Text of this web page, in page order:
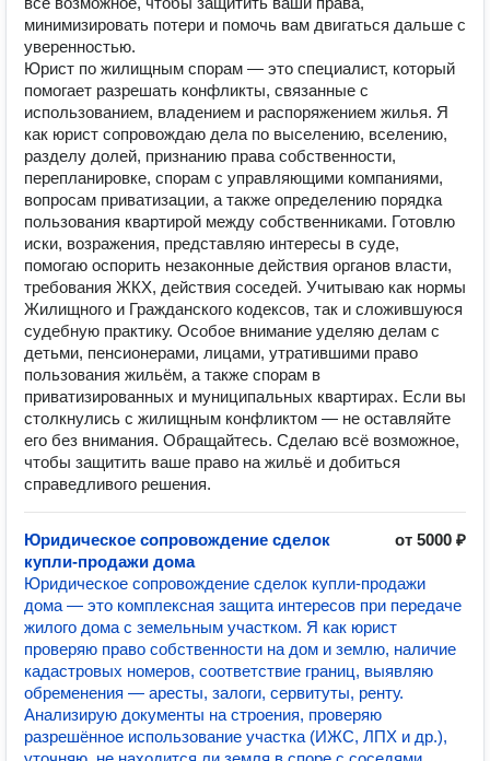
минимизировать потери и помочь вам двигаться дальше с
уверенностью.
Юрист по жилищным спорам — это специалист, который
помогает разрешать конфликты, связанные с
использованием, владением и распоряжением жилья. Я
как юрист сопровождаю дела по выселению, вселению,
разделу долей, признанию права собственности,
перепланировке, спорам с управляющими компаниями,
вопросам приватизации, а также определению порядка
пользования квартирой между собственниками. Готовлю
иски, возражения, представляю интересы в суде,
помогаю оспорить незаконные действия органов власти,
требования ЖКХ, действия соседей. Учитываю как нормы
Жилищного и Гражданского кодексов, так и сложившуюся
судебную практику. Особое внимание уделяю делам с
детьми, пенсионерами, лицами, утратившими право
пользования жильём, а также спорам в
приватизированных и муниципальных квартирах. Если вы
столкнулись с жилищным конфликтом — не оставляйте
его без внимания. Обращайтесь. Сделаю всё возможное,
чтобы защитить ваше право на жильё и добиться
справедливого решения.
Юридическое сопровождение сделок
купли-продажи дома
от 5000 ₽
Юридическое сопровождение сделок купли-продажи
дома — это комплексная защита интересов при передаче
жилого дома с земельным участком. Я как юрист
проверяю право собственности на дом и землю, наличие
кадастровых номеров, соответствие границ, выявляю
обременения — аресты, залоги, сервитуты, ренту.
Анализирую документы на строения, проверяю
разрешённое использование участка (ИЖС, ЛПХ и др.),